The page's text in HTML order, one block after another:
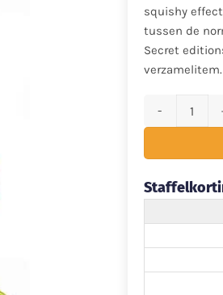
squishy
tussen de
Secret
verzamelitem.